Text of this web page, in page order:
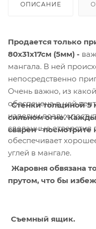
ОПИСАНИЕ
Продается только
80х31х17см (5мм) -
мангала. В ней
непосредственно
Очень важно, из
обеспечена в ней
изделии воздух
сделанные отверстия
обеспечивает
углей в мангале.
Стенки толщиной 5
сильном огне.
сварен - посмотрите
Жаровня обвязана
прутом, что бы
Съемный ящик.